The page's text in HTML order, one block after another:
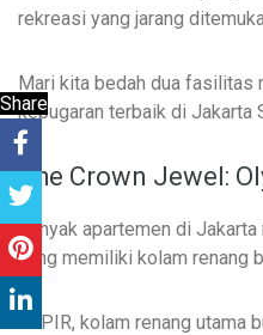
rekreasi yang jarang
Mari kita bedah dua fasilitas
kebugaran terbaik di Jakarta
The Crown Jewel:
Banyak apartemen di
yang memiliki kolam renang
Di PIR, kolam renang
Share